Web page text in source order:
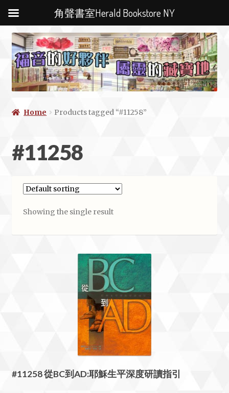
Home Products tagged “#11258”
#11258
Showing the single result
#11258 從BC到AD:耶穌生平深度研讀指引
角聲書室Herald Bookstore NY